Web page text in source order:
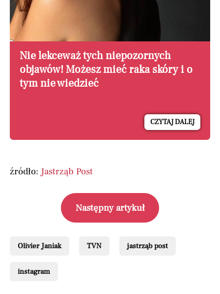
Nie lekceważ tych niepozornych
objawów! Możesz mieć raka skóry i o
tym nie wiedzieć
CZYTAJ DALEJ
źródło: Jastrząb Post
Następny artykuł
Olivier Janiak TVN jastrząb post
instagram